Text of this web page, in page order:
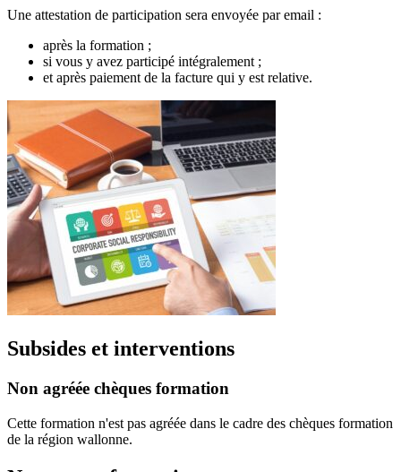
Une attestation de participation sera envoyée par email :
après la formation ;
si vous y avez participé intégralement ;
et après paiement de la facture qui y est relative.
Subsides et interventions
Non agréée chèques formation
Cette formation n'est pas agréée dans le cadre des chèques formation
de la région wallonne.